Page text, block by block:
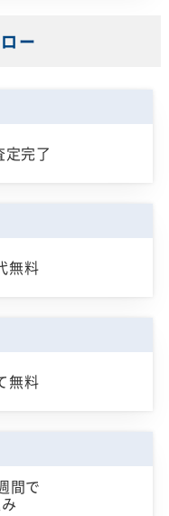
ー
定完了
無料
無料
間で